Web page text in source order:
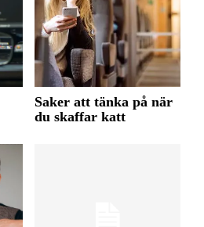
Saker att tänka på när
du skaffar katt